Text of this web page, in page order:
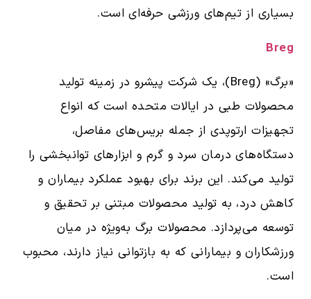
بسیاری از تیم‌های ورزشی حرفه‌ای است.
Breg
«برگ» (Breg)، یک شرکت پیشرو در زمینه تولید
محصولات طبی در ایالات متحده است که انواع
تجهیزات ارتوپدی از جمله بریس‌های مفاصل،
دستگاه‌های درمان سرد و گرم و ابزارهای توانبخشی را
تولید می‌کند. این برند برای بهبود عملکرد بیماران و
کاهش درد، به تولید محصولات مبتنی بر تحقیق و
توسعه می‌پردازد. محصولات برگ به‌ویژه در میان
ورزشکاران و بیمارانی که به بازتوانی نیاز دارند، محبوب
است.